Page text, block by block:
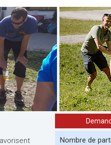
Nombre de